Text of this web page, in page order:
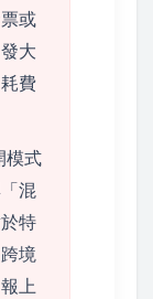
或
大
費
模式
混
特
境
上